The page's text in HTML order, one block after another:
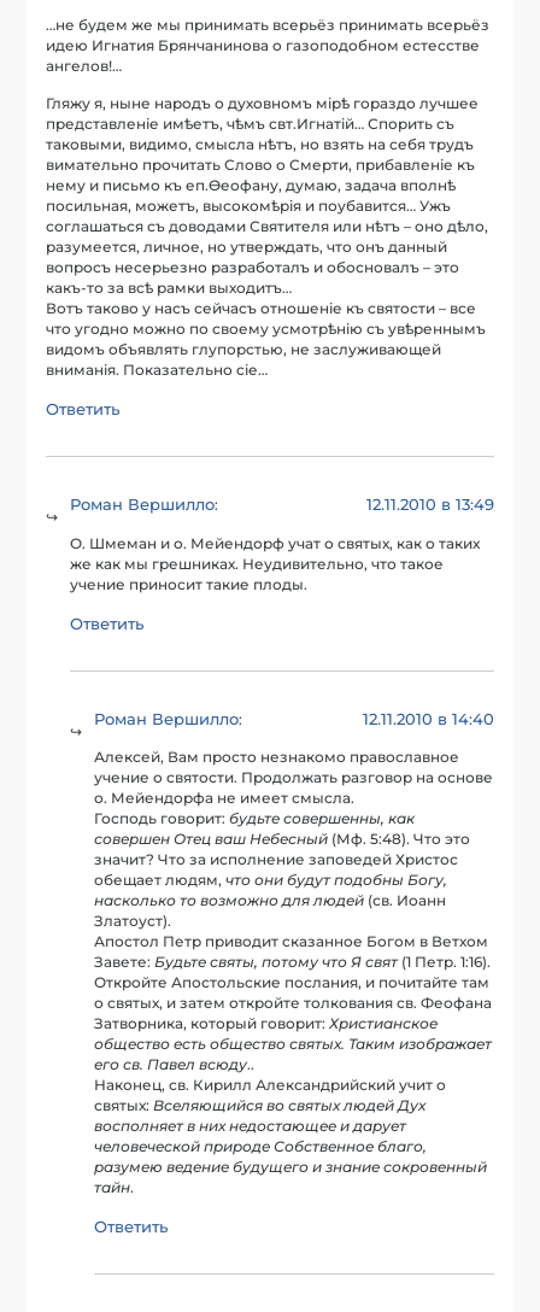
…не будем же мы принимать всерьёз принимать всерьёз
идею Игнатия Брянчанинова о газоподобном естесстве
ангелов!…
Гляжу я, ныне народъ о духовномъ мірѣ гораздо лучшее
представленіе имѣетъ, чѣмъ свт.Игнатій… Спорить съ
таковыми, видимо, смысла нѣтъ, но взять на себя трудъ
вимательно прочитать Слово о Смерти, прибавленіе къ
нему и письмо къ еп.Ѳеофану, думаю, задача вполнѣ
посильная, можетъ, высокомѣрія и поубавится… Ужъ
соглашаться съ доводами Святителя или нѣтъ – оно дѣло,
разумеется, личное, но утверждать, что онъ данный
вопросъ несерьезно разработалъ и обосновалъ – это
какъ-то за всѣ рамки выходитъ…
Вотъ таково у насъ сейчасъ отношеніе къ святости – все
что угодно можно по своему усмотрѣнію съ увѣреннымъ
видомъ объявлять глупорстью, не заслуживающей
вниманія. Показательно сіе…
Ответить
Роман Вершилло: 12.11.2010 в 13:49
О. Шмеман и о. Мейендорф учат о святых, как о таких
же как мы грешниках. Неудивительно, что такое
учение приносит такие плоды.
Ответить
Роман Вершилло: 12.11.2010 в 14:40
Алексей, Вам просто незнакомо православное
учение о святости. Продолжать разговор на основе
о. Мейендорфа не имеет смысла.
Господь говорит:будьте совершенны, как
совершен Отец ваш Небесный (Мф. 5:48). Что это
значит? Что за исполнение заповедей Христос
обещает людям,что они будут подобны Богу,
насколько то возможно для людей (св. Иоанн
Златоуст).
Апостол Петр приводит сказанное Богом в Ветхом
Завете:Будьте святы, потому что Я свят(1 Петр. 1:16).
Откройте Апостольские послания, и почитайте там
о святых, и затем откройте толкования св. Феофана
Затворника, который говорит:Христианское
общество есть общество святых. Таким изображает
его св. Павел всюду..
Наконец, св. Кирилл Александрийский учит о
святых:Вселяющийся во святых людей Дух
восполняет в них недостающее и дарует
человеческой природе Собственное благо,
разумею ведение будущего и знание сокровенный
тайн.
Ответить